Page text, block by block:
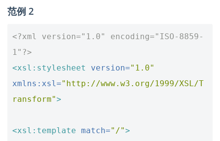
范例 2
<?xml version="1.0" encoding="ISO-8859-
1"?>
<xsl:stylesheet
version="1.0"
xmlns:xsl="http://www.w3.org/1999/XSL/T
ransform">
<xsl:template match="/">